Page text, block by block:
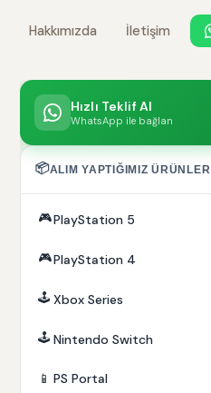
Hakkımızda İletişim
Hızlı Teklif Al
WhatsApp ile bağlan
📦ALIM YAPTIĞIMIZ ÜRÜNLER
🎮PlayStation 5
🎮PlayStation 4
🕹️ Xbox Series
🕹️ Nintendo Switch
📱 PS Portal